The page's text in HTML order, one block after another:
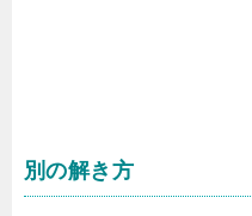
別の解き方